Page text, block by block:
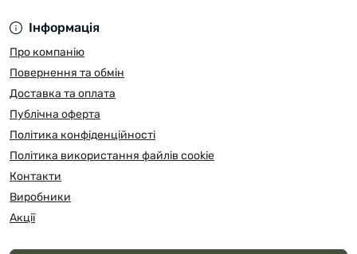
Інформація
Про компанію
Повернення та обмін
Доставка та оплата
Публічна оферта
Політика конфіденційності
Політика використання файлів cookie
Контакти
Виробники
Акції